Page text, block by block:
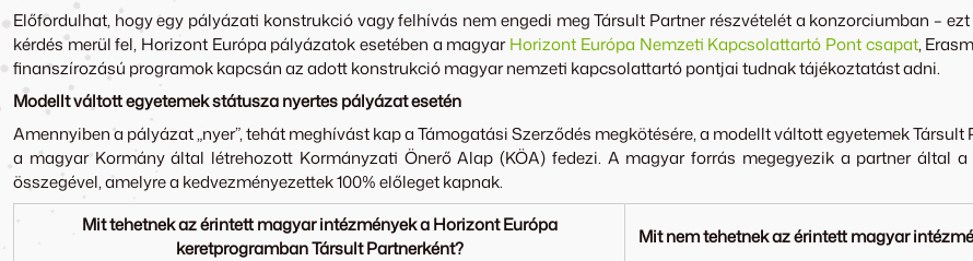
Előfordulhat, hogy egy pályázati konstrukció vagy felhívás nem engedi meg Társult Partner részvételét a konzorciumban –
kérdés merül fel, Horizont Európa pályázatok esetében a magyarHorizont Európa Nemzeti Kapcsolattartó Pont csapat,
finanszírozású programok kapcsán az adott konstrukció magyar nemzeti kapcsolattartó pontjai tudnak tájékoztatást adni.
Modellt váltott egyetemek státusza nyertes pályázat esetén
Amennyiben a pályázat „nyer”, tehát meghívást kap a Támogatási Szerződés megkötésére, a modellt váltott egyetemek
a magyar Kormány által létrehozott Kormányzati Önerő Alap (KÖA) fedezi. A magyar forrás megegyezik a partner által
összegével, amelyre a kedvezményezettek 100% előleget kapnak.
Mit tehetnek az érintett magyar intézmények a Horizont Európa
keretprogramban Társult Partnerként?
Mit nem tehetnek az érintett magyar